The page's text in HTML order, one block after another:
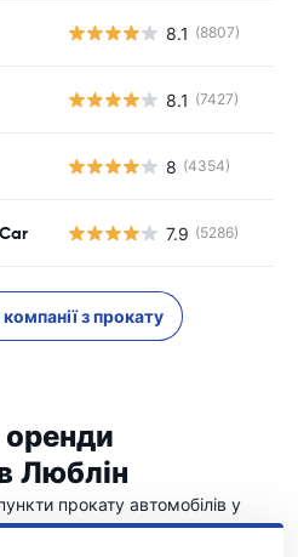
8.1 (8807)
8.1 (7427)
8 (4354)
7.9 (5286)
з прокату
оренди
Люблін
прокату автомобілів у